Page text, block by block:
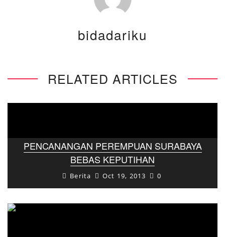
bidadariku
RELATED ARTICLES
PENCANANGAN PEREMPUAN SURABAYA
BEBAS KEPUTIHAN
Berita Oct 19, 2013 0